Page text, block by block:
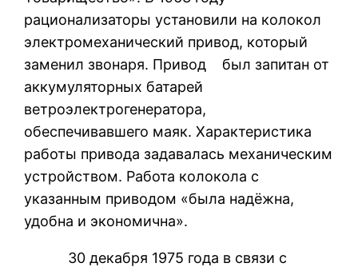
рационализаторы установили на колокол
электромеханический привод, который
заменил звонаря. Привод был запитан от
аккумуляторных батарей
ветроэлектрогенератора,
обеспечивавшего маяк. Характеристика
работы привода задавалась механическим
устройством. Работа колокола с
указанным приводом «была надёжна,
удобна и экономична».
30 декабря 1975 года в связи с